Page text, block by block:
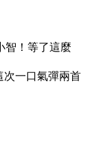
智！等了這麼
次一口氣彈兩首